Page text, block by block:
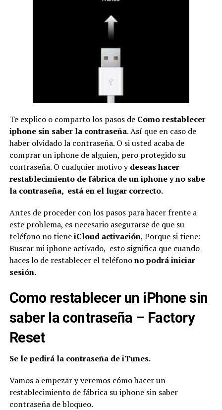
Te explico o comparto los pasos de Como restablecer
iphone sin saber la contraseña. Así que en caso de
haber olvidado la contraseña. O si usted acaba de
comprar un iphone de alguien, pero protegido su
contraseña. O cualquier motivo ydeseas hacer
restablecimiento de fábrica de un iphone y no sabe
la contraseña, está en el lugar correcto.
Antes de proceder con los pasos para hacer frente a
este problema, es necesario asegurarse de que su
teléfono no tieneiCloud activación, Porque si tiene:
Buscar mi iphone activado, esto significa que cuando
haces lo de restablecer el teléfonono podrá iniciar
sesión.
Como restablecer un iPhone sin
saber la contraseña – Factory
Reset
Se le pedirá la contraseña de iTunes.
Vamos a empezar y veremos cómo hacer un
restablecimiento de fábrica su iphone sin saber
contraseña de bloqueo.